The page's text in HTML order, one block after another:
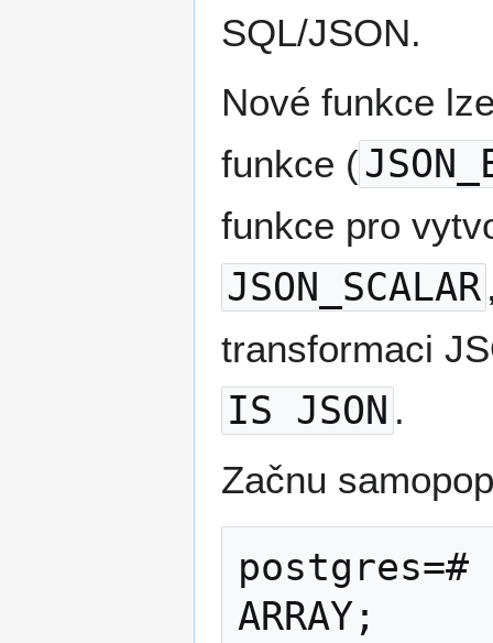
SQL/JSON.
Nové funkce
funkce (
funkce pro
JSON_SCALAR
transformaci
IS JSON .
Začnu
ARRAY;